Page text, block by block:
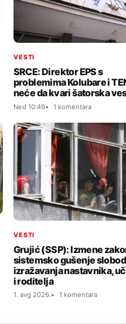
VESTI
SRCE: Direktor EPS s
problemima Kolubare i
neće da kvari šatorska
Ned 10:49 1 komentara
VESTI
Grujić (SSP): Izmene
sistemsko gušenje
izražavanja nastavnika,
i roditelja
1. avg 2026. 1 komentara